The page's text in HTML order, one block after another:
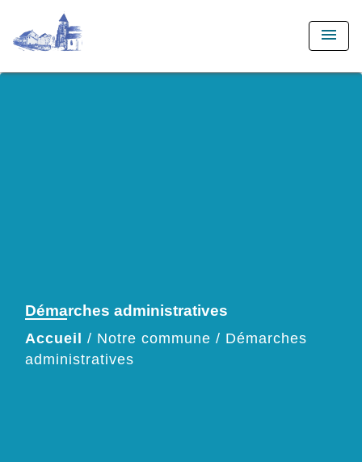
menu
Démarches administratives
Accueil / Notre commune / Démarches
administratives